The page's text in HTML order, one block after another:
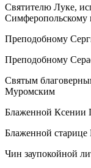
Святителю Луке,
Преподобному
Преподобному
Святым
Муромским
Блаженной Ксении
Блаженной
Чин заупокойной